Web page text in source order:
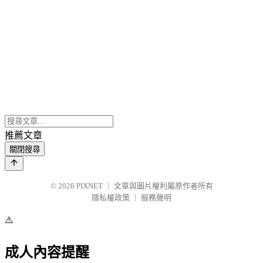
推薦文章
關閉搜尋
© 2026 PIXNET
文章與圖片權利屬原作者所有
隱私權政策
服務聲明
⚠️
成人內容提醒